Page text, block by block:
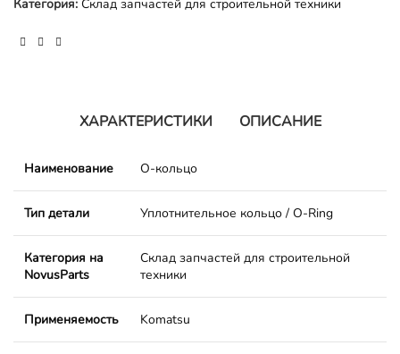
Категория: Склад запчастей для строительной техники
ХАРАКТЕРИСТИКИ ОПИСАНИЕ
Наименование О-кольцо
Тип детали Уплотнительное кольцо / O-Ring
Категория на
NovusParts
Склад запчастей для строительной
техники
Применяемость Komatsu